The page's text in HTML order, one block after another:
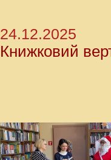
24.12.2025
Книжковий